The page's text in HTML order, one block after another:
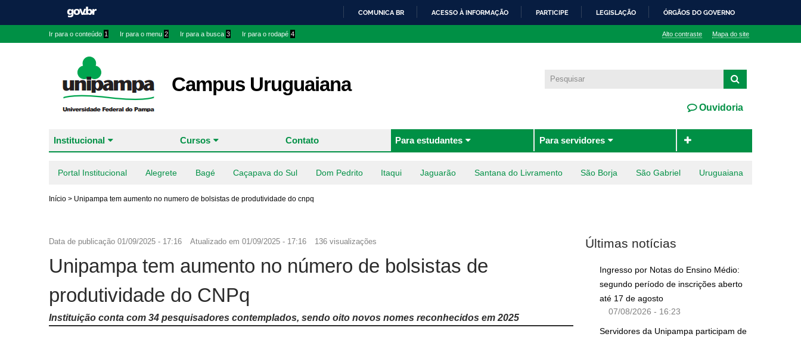
COMUNICA BR ACESSO À INFORMAÇÃO PARTICIPE LEGISLAÇÃO ÓRGÃOS DO GOVERNO
Ir para o conteúdo 1 Ir para o menu 2 Ir para a busca 3 Ir para o rodapé 4 Alto contraste Mapa do site
Campus Uruguaiana
Ouvidoria
Institucional Cursos Contato Para estudantes Para servidores
Portal Institucional Alegrete Bagé Caçapava do Sul Dom Pedrito Itaqui Jaguarão Santana do Livramento São Borja São Gabriel Uruguaiana
Início > Unipampa tem aumento no numero de bolsistas de produtividade do cnpq
Data de publicação 01/09/2025 - 17:16 Atualizado em 01/09/2025 - 17:16 136 visualizações
Unipampa tem aumento no número de bolsistas de
produtividade do CNPq
Instituição conta com 34 pesquisadores contemplados, sendo oito novos nomes reconhecidos em 2025
Últimas notícias
Ingresso por Notas do Ensino Médio:
segundo período de inscrições aberto
até 17 de agosto
07/08/2026 - 16:23
Servidores da Unipampa participam de